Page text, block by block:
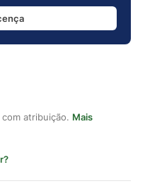
atribuição. Mais